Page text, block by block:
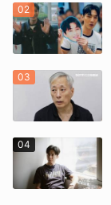
02
03
04